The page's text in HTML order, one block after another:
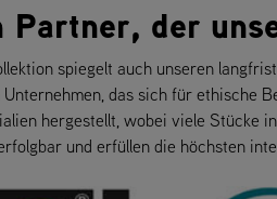
Partner, der
spiegelt auch unseren
Unternehmen, das sich für ethische
hergestellt, wobei viele Stücke
und erfüllen die höchsten